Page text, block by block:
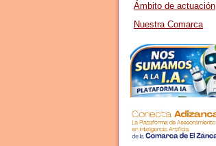
Ámbito de actuación
Nuestra Comarca